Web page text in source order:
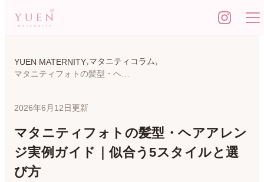
YUEN MATERNITY マタニティコラム
2026年6月12日更新
マタニティフォトの髪型・ヘアアレン
ジ実例ガイド｜似合う5スタイルと選
び方